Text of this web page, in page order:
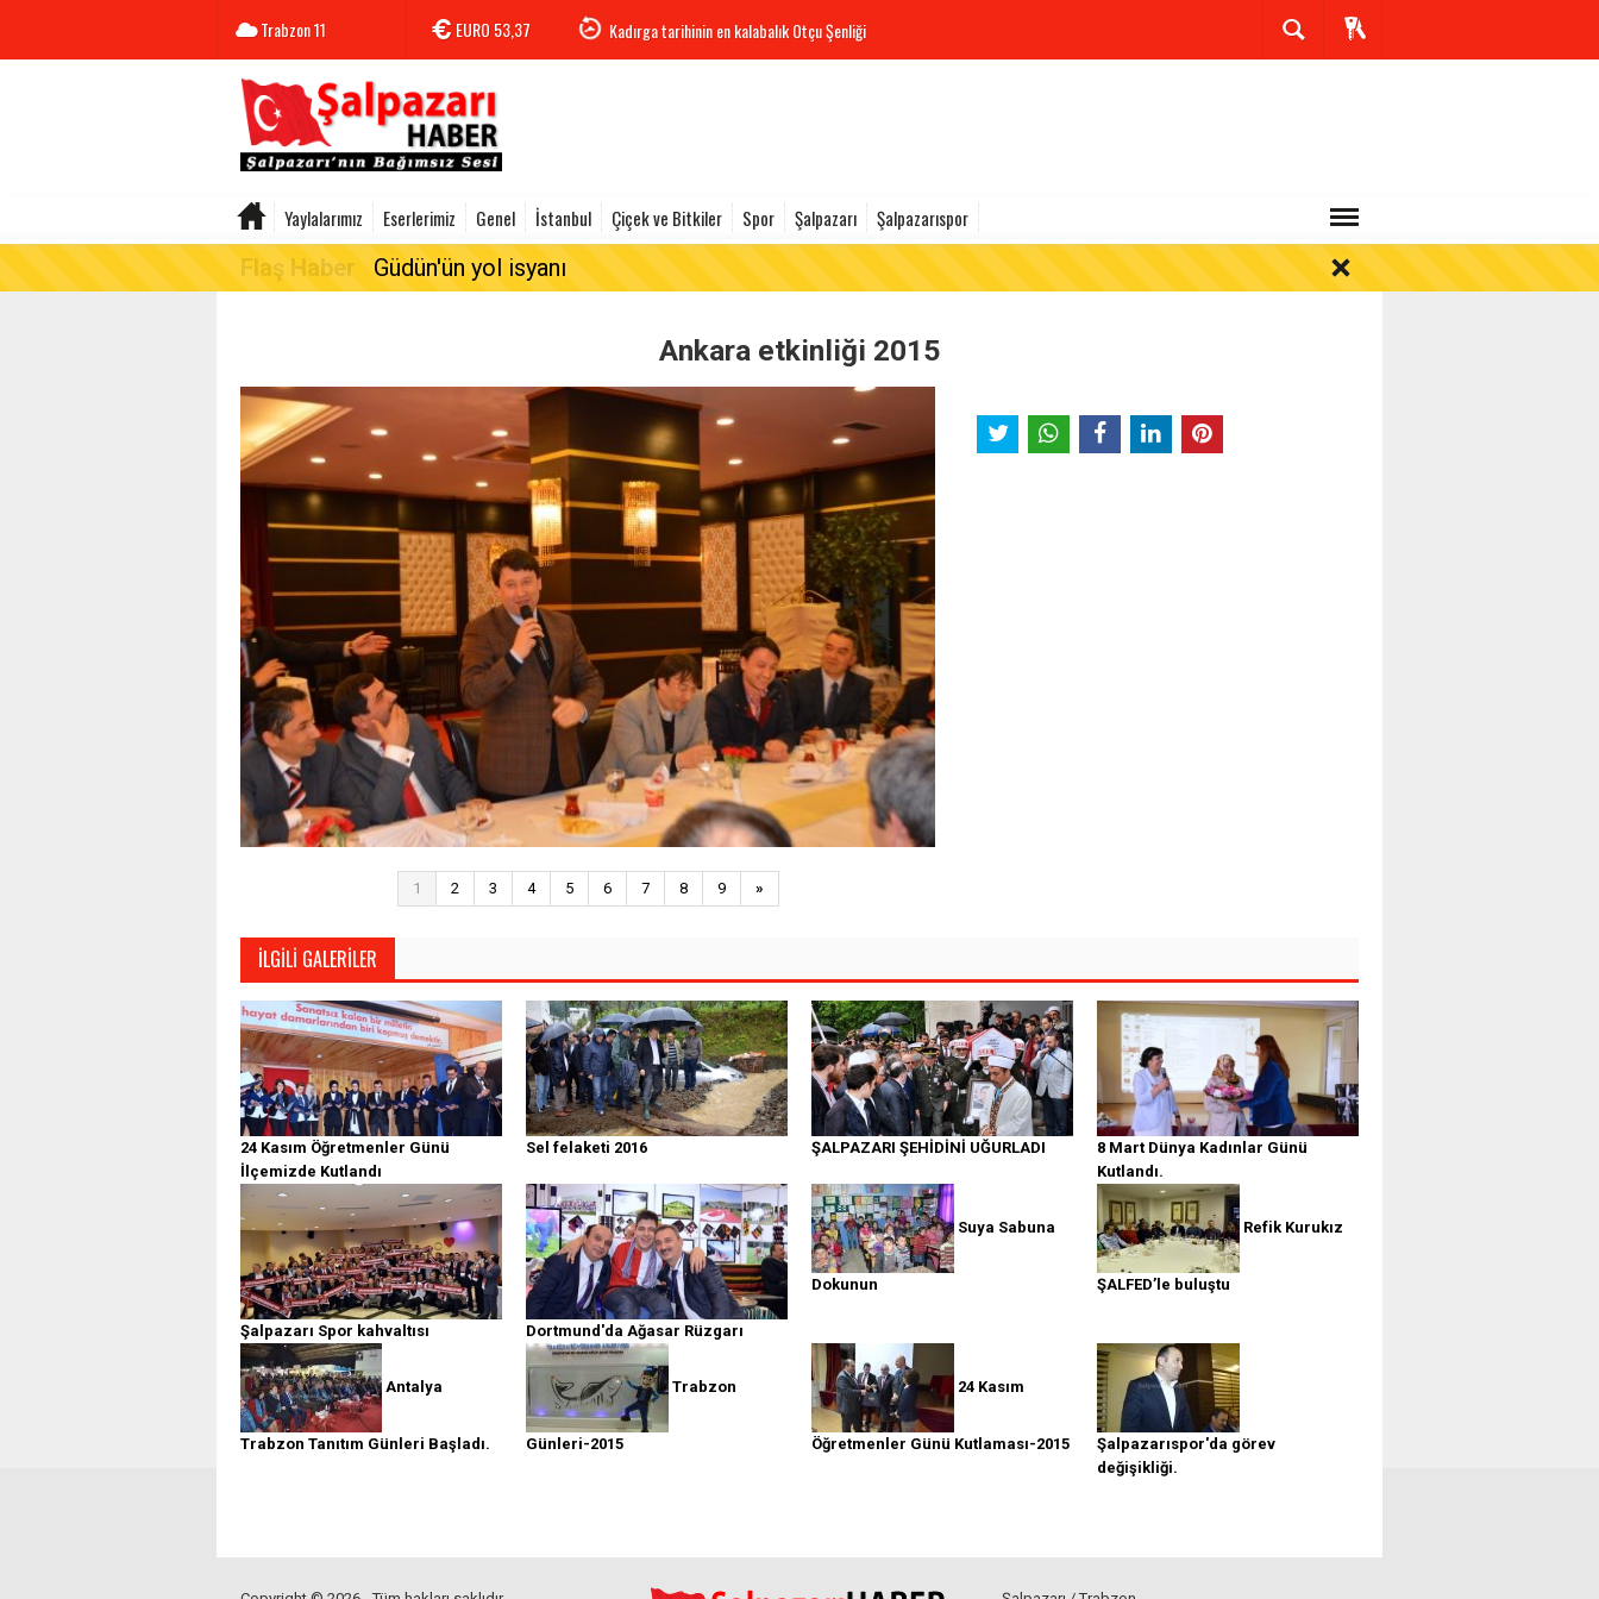
Trabzon11 EURO53,37 Kadırga tarihinin en kalabalık Otçu Şenliği
Yaylalarımız Eserlerimiz Genel İstanbul Çiçek ve Bitkiler Spor Şalpazarı Şalpazarıspor
Flaş Haber Güdün'ün yol isyanı
Ankara etkinliği 2015
1 2 3 4 5 6 7 8 9 »
İLGILI GALERILER
24 Kasım Öğretmenler Günü
İlçemizde Kutlandı
Sel felaketi 2016 ŞALPAZARI ŞEHİDİNİ UĞURLADI
8 Mart Dünya Kadınlar Günü
Kutlandı.
Şalpazarı Spor kahvaltısı Dortmund'da Ağasar Rüzgarı
Suya Sabuna
Dokunun
Refik Kurukız
ŞALFED’le buluştu
Antalya
Trabzon Tanıtım Günleri Başladı.
Trabzon
Günleri-2015
24 Kasım
Öğretmenler Günü Kutlaması-2015
Şalpazarıspor'da görev
değişikliği.